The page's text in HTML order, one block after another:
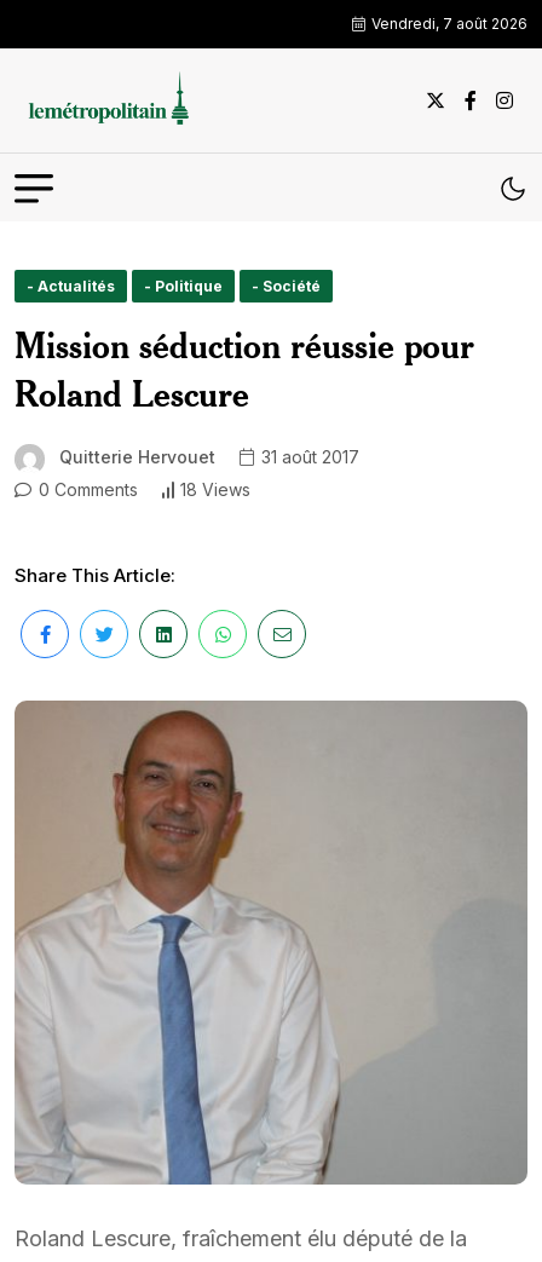
Vendredi, 7 août 2026
- Actualités - Politique - Société
Mission séduction réussie pour
Roland Lescure
Quitterie Hervouet
31 août 2017
0 Comments
18 Views
Share This Article:
Roland Lescure, fraîchement élu député de la